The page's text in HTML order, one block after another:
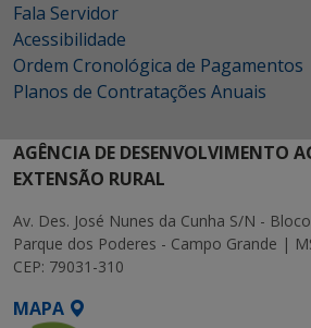
Fala Servidor
Acessibilidade
Ordem Cronológica de Pagamentos
Planos de Contratações Anuais
AGÊNCIA DE DESENVOLVIMENTO
EXTENSÃO RURAL
Av. Des. José Nunes da Cunha S/N -
Parque dos Poderes - Campo Grande |
CEP: 79031-310
MAPA